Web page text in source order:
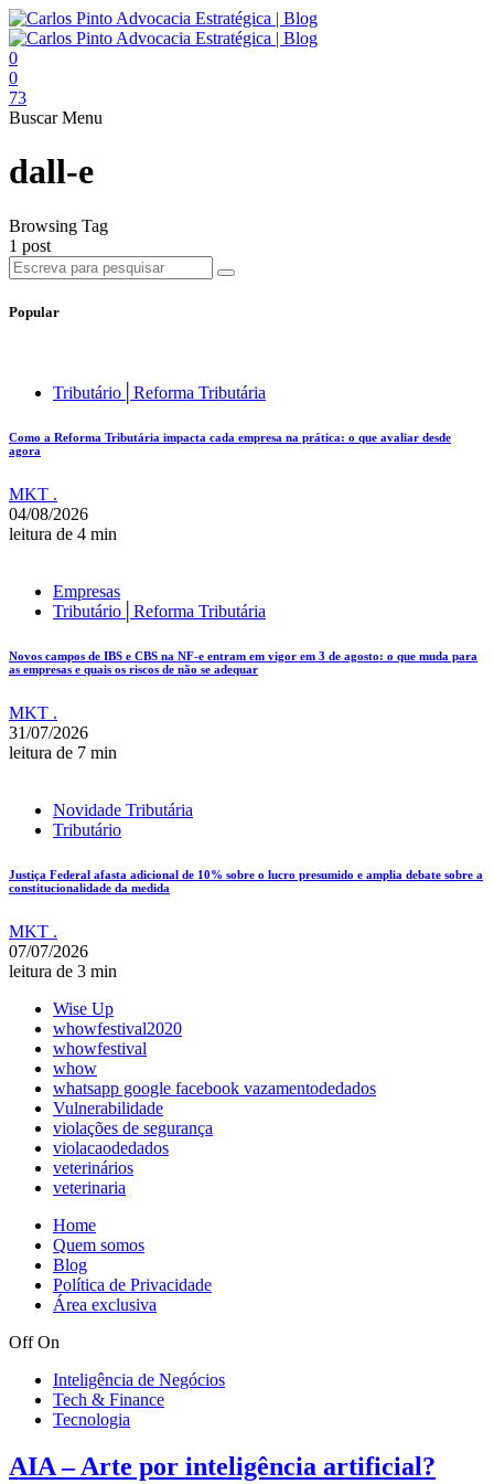
0
0
73
Buscar Menu
dall-e
Browsing Tag
1 post
Popular
Tributário│Reforma Tributária
Como a Reforma Tributária impacta cada empresa na prática: o que avaliar desde
agora
MKT .
04/08/2026
leitura de 4 min
Empresas
Tributário│Reforma Tributária
Novos campos de IBS e CBS na NF-e entram em vigor em 3 de agosto: o que muda para
as empresas e quais os riscos de não se adequar
MKT .
31/07/2026
leitura de 7 min
Novidade Tributária
Tributário
Justiça Federal afasta adicional de 10% sobre o lucro presumido e amplia debate sobre a
constitucionalidade da medida
MKT .
07/07/2026
leitura de 3 min
Wise Up
whowfestival2020
whowfestival
whow
whatsapp google facebook vazamentodedados
Vulnerabilidade
violações de segurança
violacaodedados
veterinários
veterinaria
Home
Quem somos
Blog
Política de Privacidade
Área exclusiva
Off On
Inteligência de Negócios
Tech & Finance
Tecnologia
AIA – Arte por inteligência artificial?